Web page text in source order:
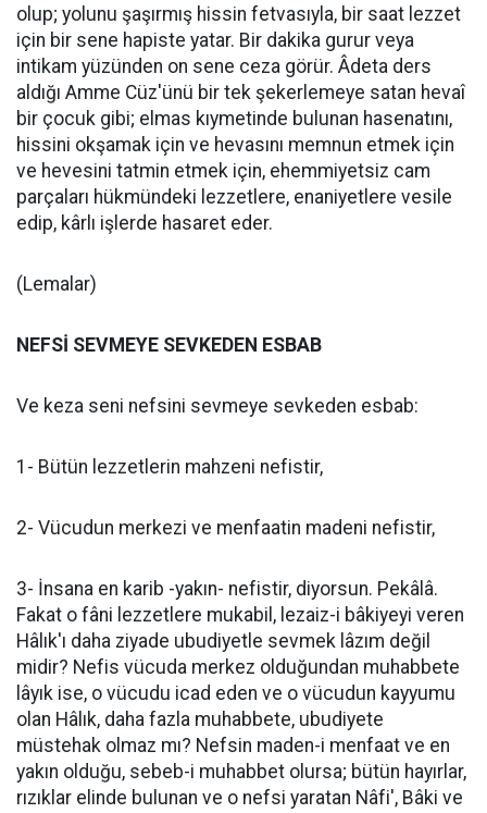
olup; yolunu şaşırmış hissin fetvasıyla, bir saat lezzet
için bir sene hapiste yatar. Bir dakika gurur veya
intikam yüzünden on sene ceza görür. Âdeta ders
aldığı Amme Cüz'ünü bir tek şekerlemeye satan hevaî
bir çocuk gibi; elmas kıymetinde bulunan hasenatını,
hissini okşamak için ve hevasını memnun etmek için
ve hevesini tatmin etmek için, ehemmiyetsiz cam
parçaları hükmündeki lezzetlere, enaniyetlere vesile
edip, kârlı işlerde hasaret eder.
(Lemalar)
NEFSİ SEVMEYE SEVKEDEN ESBAB
Ve keza seni nefsini sevmeye sevkeden esbab:
1- Bütün lezzetlerin mahzeni nefistir,
2- Vücudun merkezi ve menfaatin madeni nefistir,
3- İnsana en karib -yakın- nefistir, diyorsun. Pekâlâ.
Fakat o fâni lezzetlere mukabil, lezaiz-i bâkiyeyi veren
Hâlık'ı daha ziyade ubudiyetle sevmek lâzım değil
midir? Nefis vücuda merkez olduğundan muhabbete
lâyık ise, o vücudu icad eden ve o vücudun kayyumu
olan Hâlık, daha fazla muhabbete, ubudiyete
müstehak olmaz mı? Nefsin maden-i menfaat ve en
yakın olduğu, sebeb-i muhabbet olursa; bütün hayırlar,
rızıklar elinde bulunan ve o nefsi yaratan Nâfi', Bâki ve